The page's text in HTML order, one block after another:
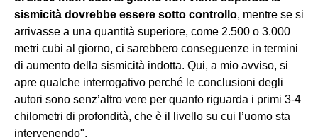
sismicità dovrebbe essere sotto controllo, mentre se si
arrivasse a una quantità superiore, come 2.500 o 3.000
metri cubi al giorno, ci sarebbero conseguenze in termini
di aumento della sismicità indotta. Qui, a mio avviso, si
apre qualche interrogativo perché le conclusioni degli
autori sono senz’altro vere per quanto riguarda i primi 3-4
chilometri di profondità, che è il livello su cui l’uomo sta
intervenendo".